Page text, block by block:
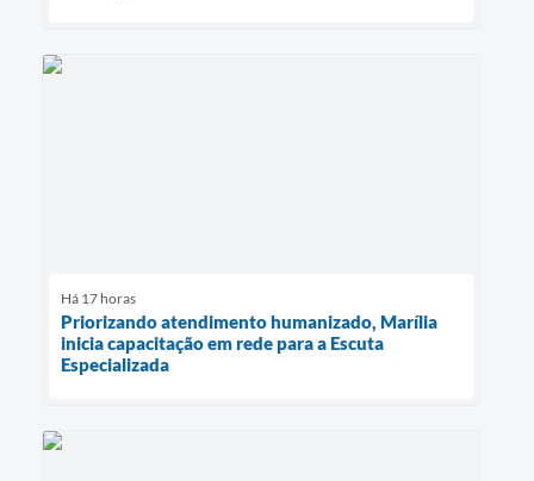
Há 17 horas
Priorizando atendimento humanizado, Marília
inicia capacitação em rede para a Escuta
Especializada